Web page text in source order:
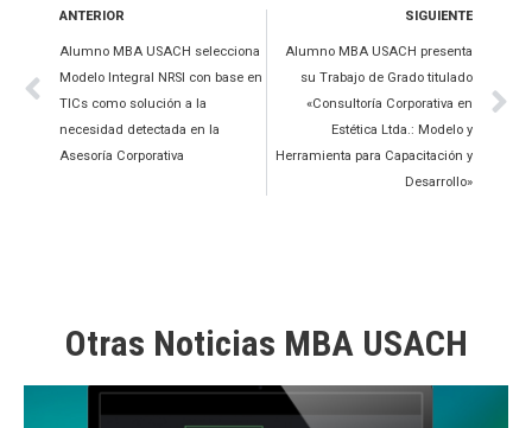
ANTERIOR
Alumno MBA USACH selecciona
Modelo Integral NRSI con base en
TICs como solución a la
necesidad detectada en la
Asesoría Corporativa
SIGUIENTE
Alumno MBA USACH presenta
su Trabajo de Grado titulado
«Consultoría Corporativa en
Estética Ltda.: Modelo y
Herramienta para Capacitación y
Desarrollo»
Otras Noticias MBA USACH